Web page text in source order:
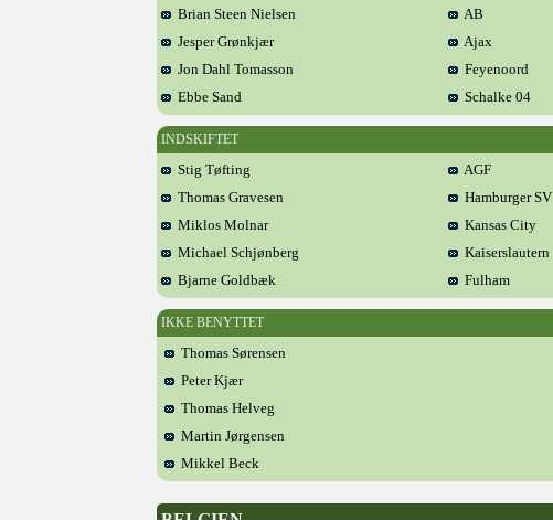
Brian Steen Nielsen
AB
Jesper Grønkjær
Ajax
Jon Dahl Tomasson
Feyenoord
Ebbe Sand
Schalke 04
INDSKIFTET
Stig Tøfting AGF
Thomas Gravesen
Hamburger SV
Miklos Molnar
Kansas City
Michael Schjønberg
Kaiserslautern
Bjarne Goldbæk
Fulham
IKKE BENYTTET
Thomas Sørensen
Peter Kjær
Thomas Helveg
Martin Jørgensen
Mikkel Beck